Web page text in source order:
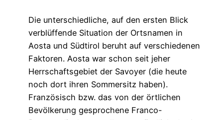
Die unterschiedliche, auf den ersten Blick
verblüffende Situation der Ortsnamen in
Aosta und Südtirol beruht auf verschiedenen
Faktoren. Aosta war schon seit jeher
Herrschaftsgebiet der Savoyer (die heute
noch dort ihren Sommersitz haben).
Französisch bzw. das von der örtlichen
Bevölkerung gesprochene Franco-